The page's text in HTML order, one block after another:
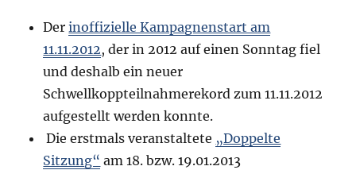
Derinoffizielle Kampagnenstart am
11.11.2012,der in 2012 auf einen Sonntag fiel
und deshalb ein neuer
Schwellkoppteilnahmerekord zum 11.11.2012
aufgestellt werden konnte.
Die erstmals veranstaltete „Doppelte
Sitzung“ am 18. bzw. 19.01.2013